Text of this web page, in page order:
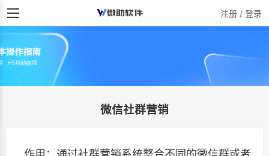
注册 / 登录
微信社群营销